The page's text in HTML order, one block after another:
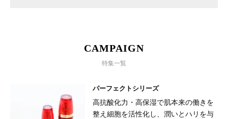
CAMPAIGN
特集一覧
パーフェクトシリーズ
高抗酸化力・高保湿で肌本来の働きを
整え細胞を活性化し、潤いとハリを与